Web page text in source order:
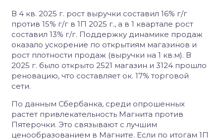
В 4 кв. 2025 г. рост выручки составил 16% г/г
против 15% г/г в 1П 2025 г., а в 1 квартале рост
составил 13% г/г. Поддержку динамике продаж
оказало ускорение по открытиям магазинов и
рост плотности продаж (выручки на 1 кв.м). В
2025 г. было открыто 2521 магазин и 3124 прошло
реновацию, что составляет ок. 17% торговой
сети.
По данным Сбербанка, среди опрошенных
растет привлекательность Магнита против
Пятерочки. Это связывают с лучшим
ценообразованием в Магните. Если по итогам 1П